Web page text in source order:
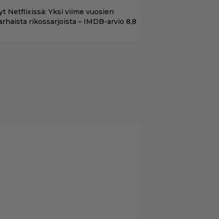
Netflixissä: Yksi viime vuosien
rikossarjoista – IMDB-arvio 8,8